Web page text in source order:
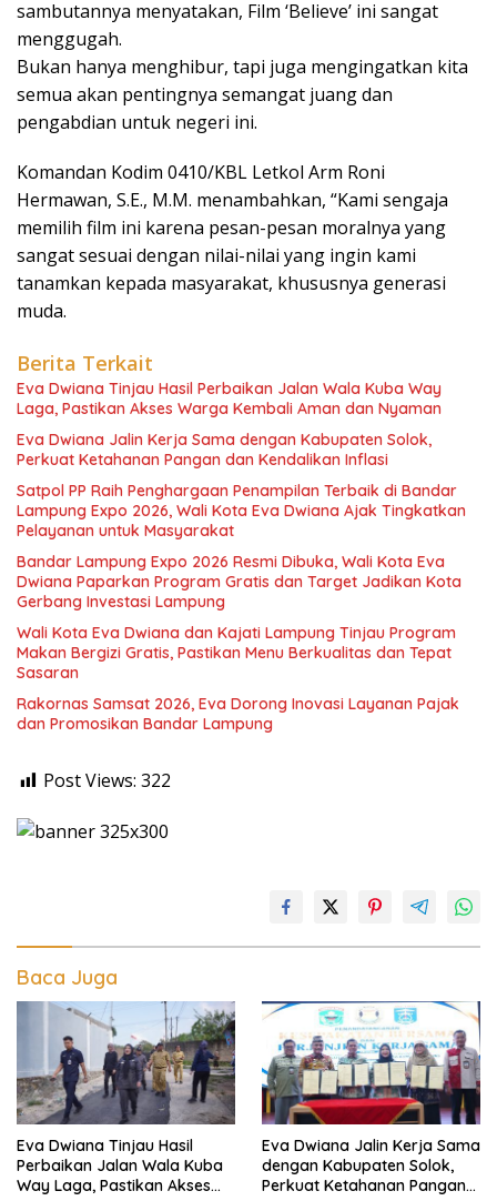
sambutannya menyatakan, Film ‘Believe’ ini sangat
menggugah.
Bukan hanya menghibur, tapi juga mengingatkan kita
semua akan pentingnya semangat juang dan
pengabdian untuk negeri ini.
Komandan Kodim 0410/KBL Letkol Arm Roni
Hermawan, S.E., M.M. menambahkan, “Kami sengaja
memilih film ini karena pesan-pesan moralnya yang
sangat sesuai dengan nilai-nilai yang ingin kami
tanamkan kepada masyarakat, khususnya generasi
muda.
Berita Terkait
Eva Dwiana Tinjau Hasil Perbaikan Jalan Wala Kuba Way
Laga, Pastikan Akses Warga Kembali Aman dan Nyaman
Eva Dwiana Jalin Kerja Sama dengan Kabupaten Solok,
Perkuat Ketahanan Pangan dan Kendalikan Inflasi
Satpol PP Raih Penghargaan Penampilan Terbaik di Bandar
Lampung Expo 2026, Wali Kota Eva Dwiana Ajak Tingkatkan
Pelayanan untuk Masyarakat
Bandar Lampung Expo 2026 Resmi Dibuka, Wali Kota Eva
Dwiana Paparkan Program Gratis dan Target Jadikan Kota
Gerbang Investasi Lampung
Wali Kota Eva Dwiana dan Kajati Lampung Tinjau Program
Makan Bergizi Gratis, Pastikan Menu Berkualitas dan Tepat
Sasaran
Rakornas Samsat 2026, Eva Dorong Inovasi Layanan Pajak
dan Promosikan Bandar Lampung
Post Views: 322
Baca Juga
Eva Dwiana Tinjau Hasil
Perbaikan Jalan Wala Kuba
Way Laga, Pastikan Akses
Eva Dwiana Jalin Kerja Sama
dengan Kabupaten Solok,
Perkuat Ketahanan Pangan